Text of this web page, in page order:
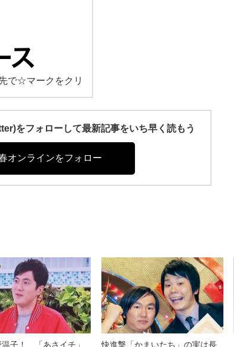
先で☆マークをクリ
をフォローして最新記事をいち早く読もう
オンラインをフォロー
温子！ 「あさイチ」 快進撃「かまいたち」の実は長